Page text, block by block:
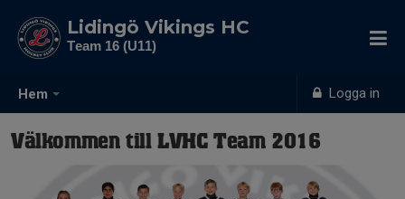
Hem Logga in
Lidingö Vikings HC
Team 16 (U11)
Välkommen till LVHC Team 2016